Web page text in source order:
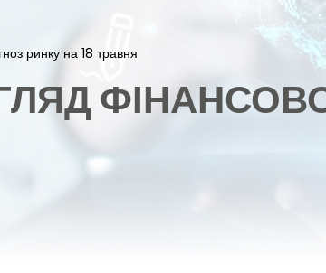
ринку на 18 травня